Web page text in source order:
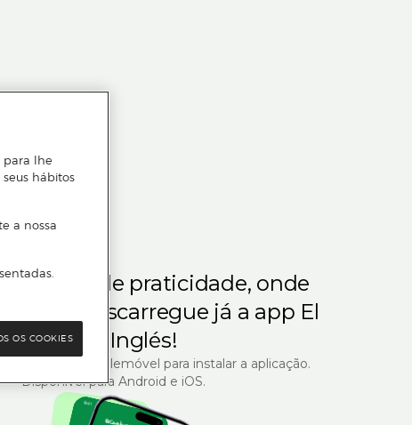
gosta de praticidade, onde
Descarregue já a app El
Corte Inglés!
QR com o seu telemóvel para instalar a aplicação.
Disponível para Android e iOS.
para lhe
hábitos
a nossa
OS COOKIES